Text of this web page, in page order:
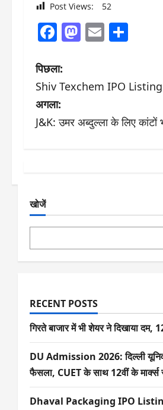
Post Views: 52
Facebook
Mastodon
Email
पो
स्ट
ने
श
न
पिछला:
Shiv Texchem IPO Listing:
अगला:
J&K: उमर अब्दुल्ला के लिए कांटों
खोजें
RECENT POSTS
गिरते बाजार में भी शेयर ने दिखाया दम,
DU Admission 2026: दिल्ली
फैसला, CUET के साथ 12वीं के मार्क्स
Dhaval Packaging IPO